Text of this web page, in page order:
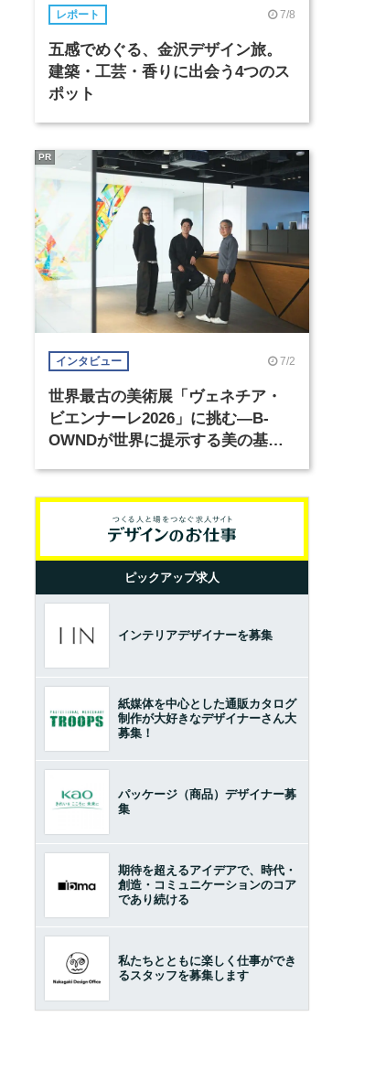
レポート 7/8
五感でめぐる、金沢デザイン旅。
建築・工芸・香りに出会う4つのス
ポット
インタビュー 7/2
世界最古の美術展「ヴェネチア・
ビエンナーレ2026」に挑む―B-
OWNDが世界に提示する美の基準
PR
ピックアップ求人
インテリアデザイナーを募集
紙媒体を中心とした通販カタログ
制作が大好きなデザイナーさん大
募集！
パッケージ（商品）デザイナー募
集
期待を超えるアイデアで、時代・
創造・コミュニケーションのコア
であり続ける
私たちとともに楽しく仕事ができ
るスタッフを募集します